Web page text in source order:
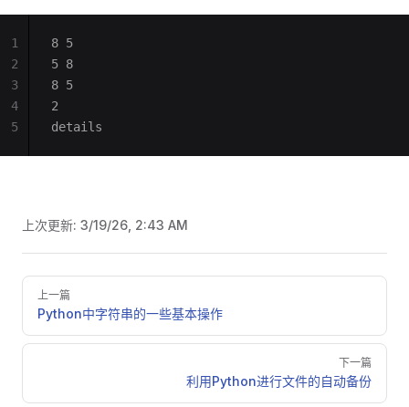
8 5
5 8
8 5
2
details
1
2
3
4
5
上次更新: 3/19/26, 2:43 AM
Pager
上一篇
Python中字符串的一些基本操作
下一篇
利用Python进行文件的自动备份